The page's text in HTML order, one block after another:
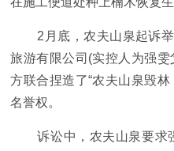
2月底，农夫山泉起诉
旅游有限公司(实控人为强
方联合捏造了“农夫山泉毁
名誉权。
诉讼中，农夫山泉要求